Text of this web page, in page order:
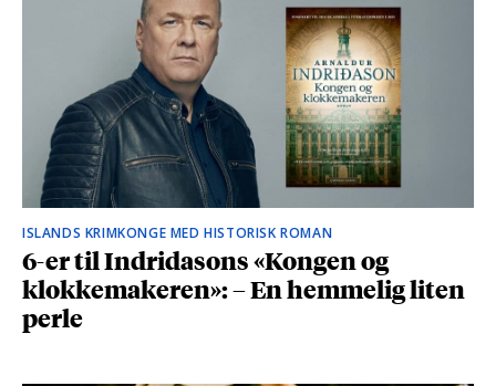
ISLANDS KRIMKONGE MED HISTORISK ROMAN
6-er til Indridasons «Kongen og
klokkemakeren»: – En hemmelig liten
perle